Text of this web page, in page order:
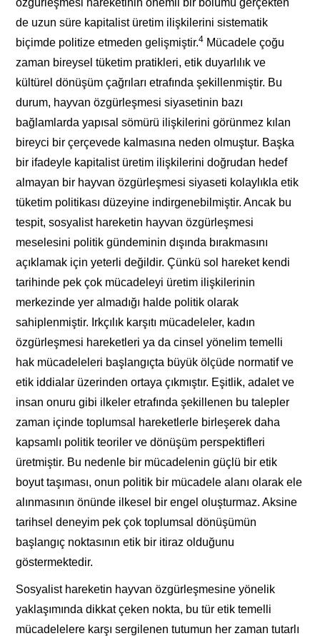
de uzun süre kapitalist üretim ilişkilerini sistematik
biçimde politize etmeden gelişmiştir.4 Mücadele çoğu
zaman bireysel tüketim pratikleri, etik duyarlılık ve
kültürel dönüşüm çağrıları etrafında şekillenmiştir. Bu
durum, hayvan özgürleşmesi siyasetinin bazı
bağlamlarda yapısal sömürü ilişkilerini görünmez kılan
bireyci bir çerçevede kalmasına neden olmuştur. Başka
bir ifadeyle kapitalist üretim ilişkilerini doğrudan hedef
almayan bir hayvan özgürleşmesi siyaseti kolaylıkla etik
tüketim politikası düzeyine indirgenebilmiştir. Ancak bu
tespit, sosyalist hareketin hayvan özgürleşmesi
meselesini politik gündeminin dışında bırakmasını
açıklamak için yeterli değildir. Çünkü sol hareket kendi
tarihinde pek çok mücadeleyi üretim ilişkilerinin
merkezinde yer almadığı halde politik olarak
sahiplenmiştir. Irkçılık karşıtı mücadeleler, kadın
özgürleşmesi hareketleri ya da cinsel yönelim temelli
hak mücadeleleri başlangıçta büyük ölçüde normatif ve
etik iddialar üzerinden ortaya çıkmıştır. Eşitlik, adalet ve
insan onuru gibi ilkeler etrafında şekillenen bu talepler
zaman içinde toplumsal hareketlerle birleşerek daha
kapsamlı politik teoriler ve dönüşüm perspektifleri
üretmiştir. Bu nedenle bir mücadelenin güçlü bir etik
boyut taşıması, onun politik bir mücadele alanı olarak ele
alınmasının önünde ilkesel bir engel oluşturmaz. Aksine
tarihsel deneyim pek çok toplumsal dönüşümün
başlangıç noktasının etik bir itiraz olduğunu
göstermektedir.
Sosyalist hareketin hayvan özgürleşmesine yönelik
yaklaşımında dikkat çeken nokta, bu tür etik temelli
mücadelelere karşı sergilenen tutumun her zaman tutarlı